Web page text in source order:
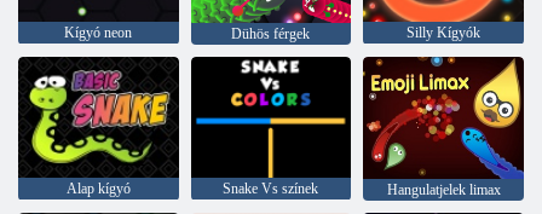
Kígyó neon Dühös férgek Silly Kígyók
Alap kígyó Snake Vs színek Hangulatjelek limax